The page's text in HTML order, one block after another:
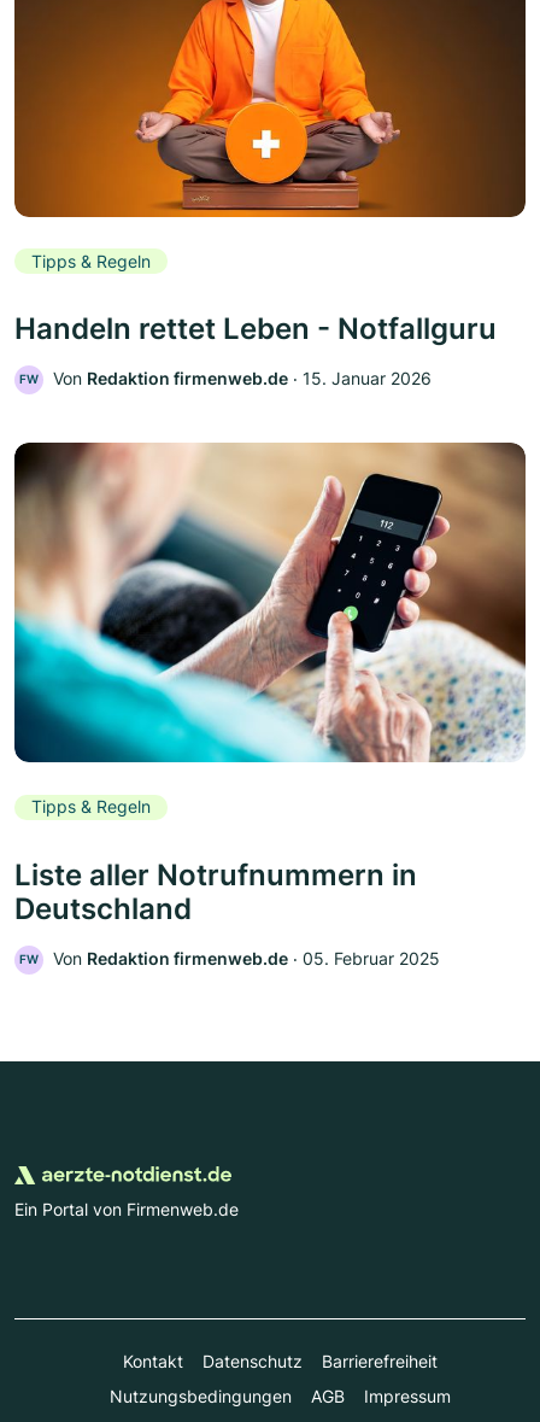
Tipps & Regeln
Handeln rettet Leben - Notfallguru
FW Von Redaktion firmenweb.de ‧ 15. Januar 2026
Tipps & Regeln
Liste aller Notrufnummern in
Deutschland
FW Von Redaktion firmenweb.de ‧ 05. Februar 2025
Ein Portal von Firmenweb.de
Kontakt Datenschutz
Barrierefreiheit
Nutzungsbedingungen
AGB Impressum